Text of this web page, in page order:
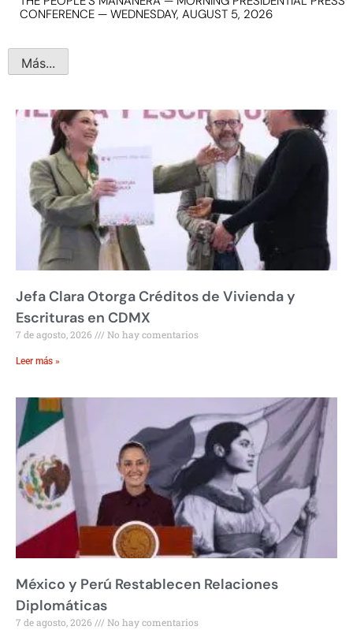
CONFERENCE — WEDNESDAY, AUGUST 5, 2026
Más...
Jefa Clara Otorga Créditos de Vivienda y
Escrituras en CDMX
7 de agosto, 2026 No hay comentarios
Leer más »
México y Perú Restablecen Relaciones
Diplomáticas
7 de agosto, 2026 No hay comentarios